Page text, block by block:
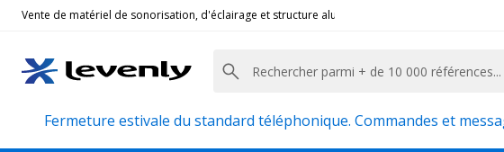
Vente de matériel de sonorisation, d'éclairage et structure alu pour l'évènementiel et la
Fermeture estivale du standard téléphonique. Commandes et